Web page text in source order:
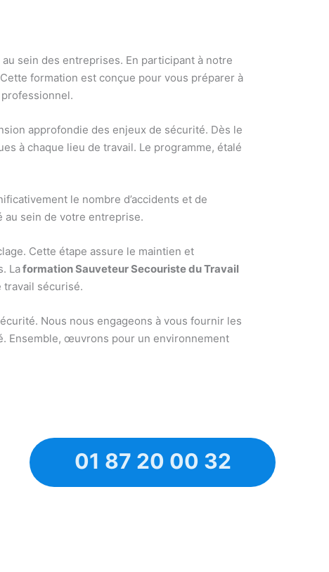
sein des entreprises. En participant à notre
formation est conçue pour vous préparer à
approfondie des enjeux de sécurité. Dès le
à chaque lieu de travail. Le programme, étalé
le nombre d’accidents et de
au sein de votre entreprise.
Cette étape assure le maintien et
Laformation Sauveteur Secouriste du Travail
travail sécurisé.
Nous nous engageons à vous fournir les
Ensemble, œuvrons pour un environnement
01 87 20 00 32